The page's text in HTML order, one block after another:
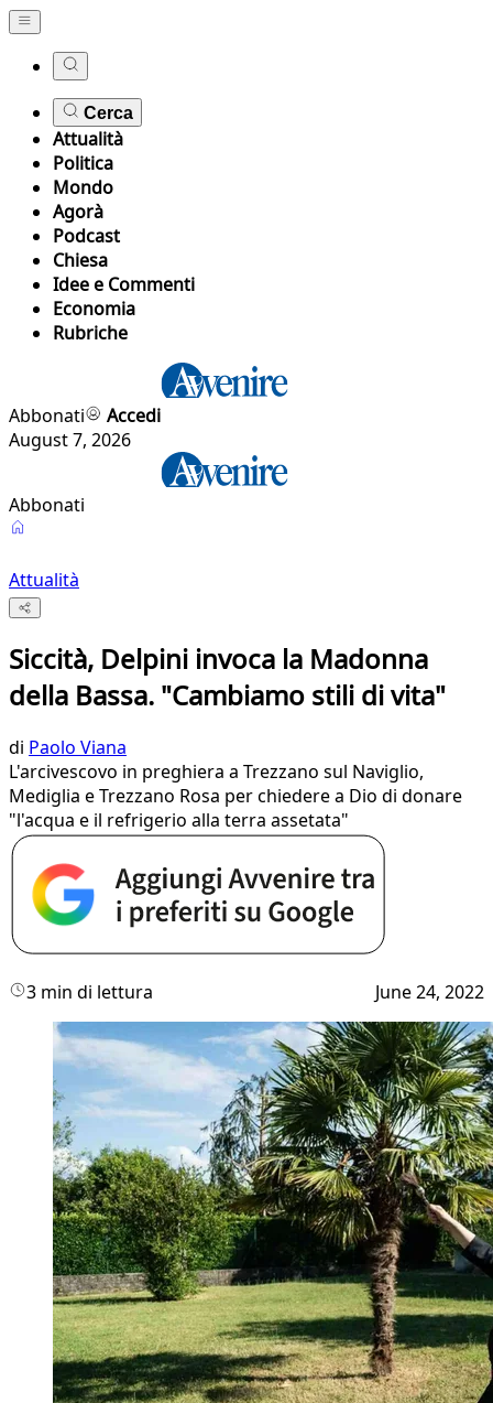
Cerca
Attualità
Politica
Mondo
Agorà
Podcast
Chiesa
Idee e Commenti
Economia
Rubriche
Abbonati
Accedi
August 7, 2026
Abbonati
Attualità
Siccità, Delpini invoca la Madonna
della Bassa. "Cambiamo stili di vita"
di Paolo Viana
L'arcivescovo in preghiera a Trezzano sul Naviglio,
Mediglia e Trezzano Rosa per chiedere a Dio di donare
"l'acqua e il refrigerio alla terra assetata"
3 min di lettura June 24, 2022